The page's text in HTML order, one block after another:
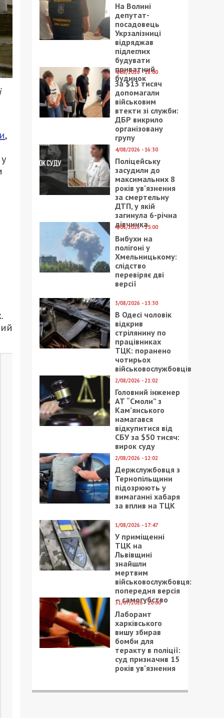
,
На Волині
депутат-
посадовець
Укрзалізниці
відряджав
підлеглих
будувати
приватний
будинок
4/08/2026 - 18:00
За $13 тисяч
допомагали
військовим
втекти зі служби:
ДБР викрило
організовану
групу
4/08/2026 - 16:30
Поліцейську
засудили до
максимальних 8
років ув’язнення
за смертельну
ДТП, у якій
загинула 6-річна
дівчинка
4/08/2026 - 15:00
Вибухи на
полігоні у
Хмельницькому:
слідство
перевіряє дві
версії
3/08/2026 - 13:30
В Одесі чоловік
відкрив
стрілянину по
працівниках
ТЦК: поранено
чотирьох
військовослужбовців
2/08/2026 - 21:02
Головний інженер
АТ “Смоли” з
Кам’янського
намагався
відкупитися від
СБУ за $50 тисяч:
вирок суду
2/08/2026 - 12:02
Держслужбовця з
Тернопільщини
підозрюють у
вимаганні хабаря
за вплив на ТЦК
1/08/2026 - 17:47
У приміщенні
ТЦК на
Львівщині
знайшли
мертвим
військовослужбовця:
попередня версія
– самогубство
31/07/2026 - 20:00
Лаборант
харківського
вишу збирав
бомби для
теракту в поліції:
суд призначив 15
років ув’язнення